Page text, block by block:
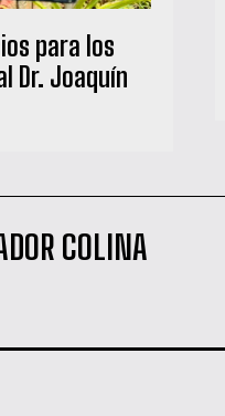
para los
Dr. Joaquín
COLINA